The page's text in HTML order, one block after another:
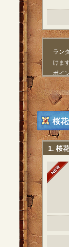
ラン
けま
ポイ
桜
1. 桜